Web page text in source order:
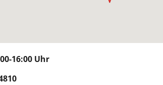
16:00 Uhr